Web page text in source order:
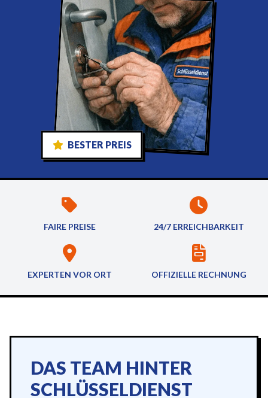
BESTER PREIS
FAIRE PREISE 24/7 ERREICHBARKEIT
EXPERTEN VOR ORT OFFIZIELLE RECHNUNG
DAS TEAM HINTER
SCHLÜSSELDIENST